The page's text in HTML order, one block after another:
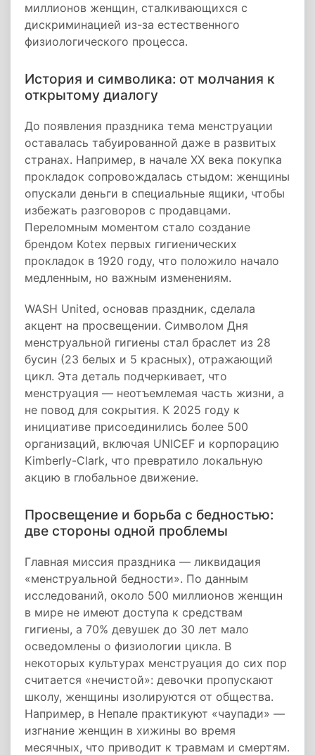
миллионов женщин, сталкивающихся с
дискриминацией из-за естественного
физиологического процесса.
История и символика: от молчания к
открытому диалогу
До появления праздника тема менструации
оставалась табуированной даже в развитых
странах. Например, в начале XX века покупка
прокладок сопровождалась стыдом: женщины
опускали деньги в специальные ящики, чтобы
избежать разговоров с продавцами.
Переломным моментом стало создание
брендом Kotex первых гигиенических
прокладок в 1920 году, что положило начало
медленным, но важным изменениям.
WASH United, основав праздник, сделала
акцент на просвещении. Символом Дня
менструальной гигиены стал браслет из 28
бусин (23 белых и 5 красных), отражающий
цикл. Эта деталь подчеркивает, что
менструация — неотъемлемая часть жизни, а
не повод для сокрытия. К 2025 году к
инициативе присоединились более 500
организаций, включая UNICEF и корпорацию
Kimberly-Clark, что превратило локальную
акцию в глобальное движение.
Просвещение и борьба с бедностью:
две стороны одной проблемы
Главная миссия праздника — ликвидация
«менструальной бедности». По данным
исследований, около 500 миллионов женщин
в мире не имеют доступа к средствам
гигиены, а 70% девушек до 30 лет мало
осведомлены о физиологии цикла. В
некоторых культурах менструация до сих пор
считается «нечистой»: девочки пропускают
школу, женщины изолируются от общества.
Например, в Непале практикуют «чаупади» —
изгнание женщин в хижины во время
месячных, что приводит к травмам и смертям.